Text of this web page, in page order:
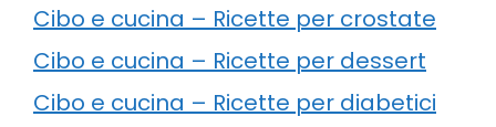
Cibo e cucina – Ricette per crostate
Cibo e cucina – Ricette per dessert
Cibo e cucina – Ricette per diabetici